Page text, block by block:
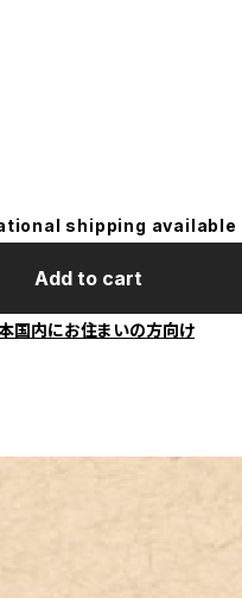
shipping available
Add to cart
国内にお住まいの方向け